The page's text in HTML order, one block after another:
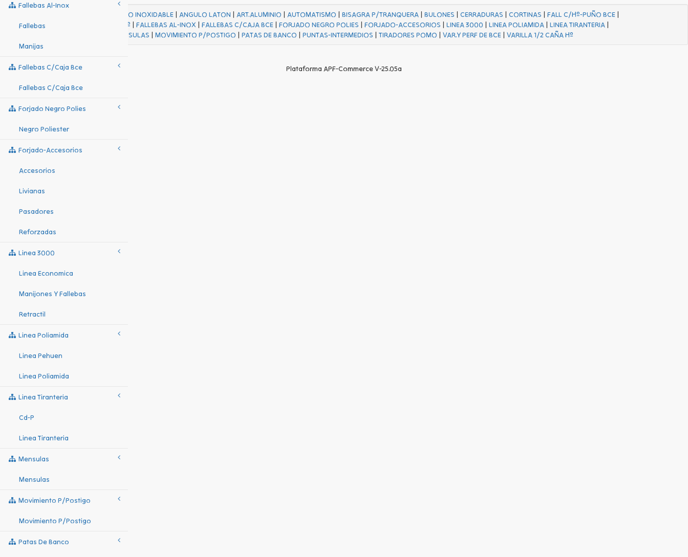
Fallebas Al-Inox
Fallebas
Manijas
Fallebas C/caja Bce
Fallebas C/caja Bce
Forjado Negro Polies
Negro Poliester
Forjado-Accesorios
Accesorios
Livianas
Pasadores
Reforzadas
Linea 3000
Linea Economica
Manijones Y Fallebas
Retractil
Linea Poliamida
Linea Pehuen
Linea Poliamida
Linea Tiranteria
Cd-P
Linea Tiranteria
Mensulas
Mensulas
Movimiento P/postigo
Movimiento P/postigo
Patas De Banco
ACERO INOXIDABLE| ANGULO LATON | ART.ALUMINIO | AUTOMATISMO | BISAGRA P/TRANQUERA| BULONES | CERRADURAS | CORTINAS | FALL C/Hº-PUÑO BCE|
FALL Hº-HJES Hº |FALLEBAS AL-INOX |FALLEBAS C/CAJA BCE |FORJADO NEGRO POLIES |FORJADO-ACCESORIOS |LINEA 3000 |LINEA POLIAMIDA |LINEA TIRANTERIA |
MENSULAS | MOVIMIENTO P/POSTIGO | PATAS DE BANCO | PUNTAS-INTERMEDIOS | TIRADORES POMO | VAR.Y PERF DE BCE| VARILLA 1/2 CAÑA Hº
Plataforma APF-Commerce V-25.05a